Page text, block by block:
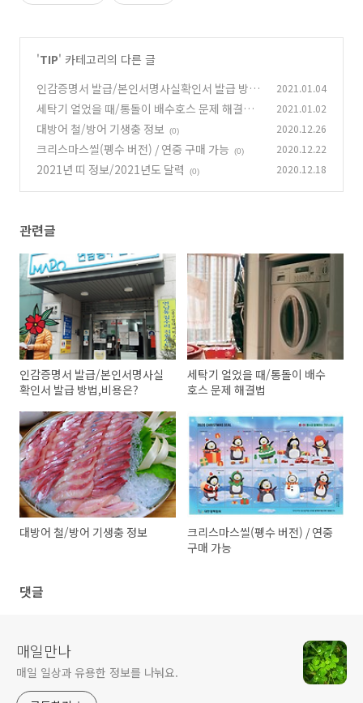
'TIP' 카테고리의 다른 글
인감증명서 발급/본인서명사실확인서 발급 방
법,비용은? (0)
2021.01.04
세탁기 얼었을 때/통돌이 배수호스 문제 해결법
(0)
2021.01.02
대방어 철/방어 기생충 정보 (0) 2020.12.26
크리스마스씰(펭수 버전) / 연중 구매 가능 (0) 2020.12.22
2021년 띠 정보/2021년도 달력 (0) 2020.12.18
관련글
인감증명서 발급/본인서명사실
확인서 발급 방법,비용은?
세탁기 얼었을 때/통돌이 배수
호스 문제 해결법
대방어 철/방어 기생충 정보
크리스마스씰(펭수 버전) / 연중
구매 가능
댓글
매일만나
매일 일상과 유용한 정보를 나눠요.